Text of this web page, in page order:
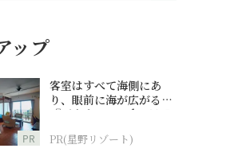
ップ
PR
客室はすべて海側にあ
り、眼前に海が広がる
『西表島ホテル by 星野
PR(星野リゾート)